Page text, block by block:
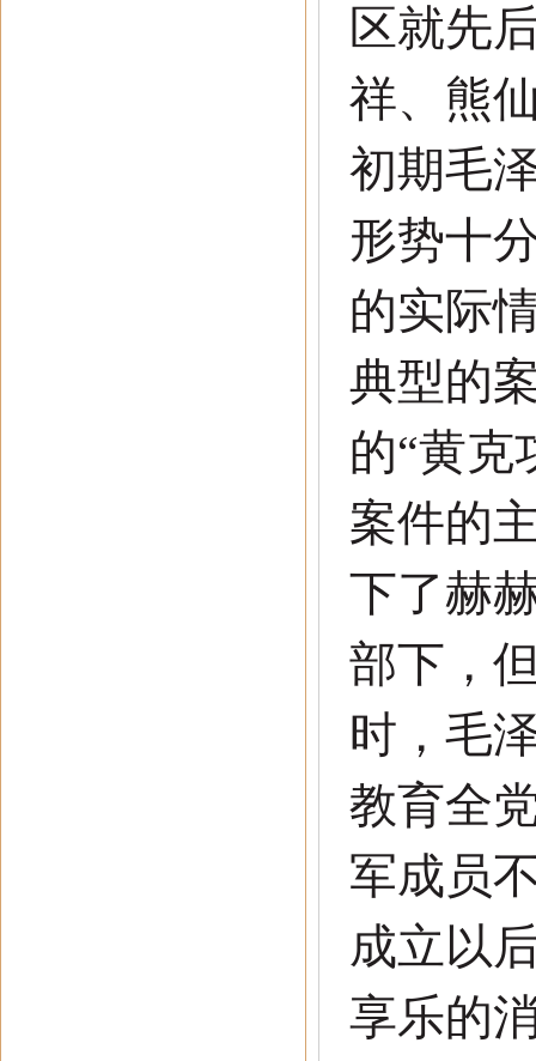
区就先
祥、熊
初期毛
形势十
的实际
典型的
的“黄克
案件的
下了赫
部下，
时，毛
教育全
军成员
成立以
享乐的